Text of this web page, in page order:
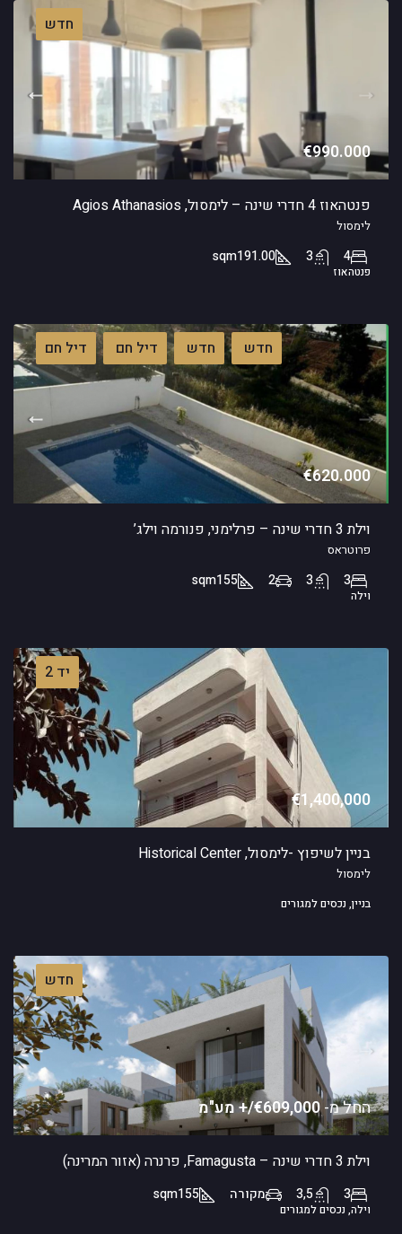
חדש
€990.000
פנטהאוז 4 חדרי שינה – לימסול, Agios Athanasios
לימסול
4
3
191.00
sqm
פנטהאוז
חדש חדש דיל חם דיל חם
€620.000
וילת 3 חדרי שינה – פרלימני, פנורמה וילג’
פרוטראס
3
3
2
155
sqm
וילה
יד 2
€1,400,000
בניין לשיפוץ -לימסול, Historical Center
לימסול
בניין, נכסים למגורים
חדש
החל מ-€609,000/+ מע"מ
וילת 3 חדרי שינה – Famagusta, פרנרה (אזור המרינה)
3
3,5 מקורה 155
sqm
וילה, נכסים למגורים